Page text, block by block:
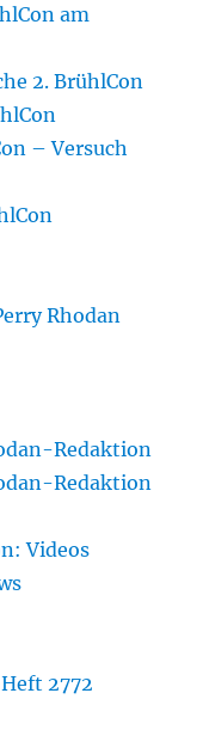
am
2. BrühlCon
– Versuch
Rhodan
Redaktion
Redaktion
Videos
2772